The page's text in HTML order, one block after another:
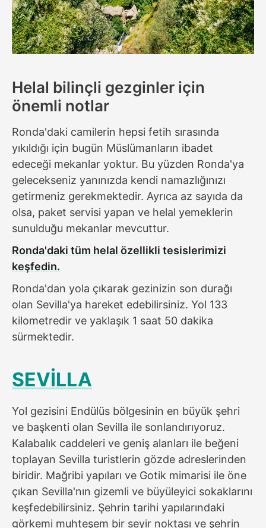
Helal bilinçli gezginler için
önemli notlar
Ronda'daki camilerin hepsi fetih sırasında
yıkıldığı için bugün Müslümanların ibadet
edeceği mekanlar yoktur. Bu yüzden Ronda'ya
gelecekseniz yanınızda kendi namazlığınızı
getirmeniz gerekmektedir. Ayrıca az sayıda da
olsa, paket servisi yapan ve helal yemeklerin
sunulduğu mekanlar mevcuttur.
Ronda'daki tüm helal özellikli tesislerimizi
keşfedin.
Ronda'dan yola çıkarak gezinizin son durağı
olan Sevilla'ya hareket edebilirsiniz. Yol 133
kilometredir ve yaklaşık 1 saat 50 dakika
sürmektedir.
SEVİLLA
Yol gezisini Endülüs bölgesinin en büyük şehri
ve başkenti olan Sevilla ile sonlandırıyoruz.
Kalabalık caddeleri ve geniş alanları ile beğeni
toplayan Sevilla turistlerin gözde adreslerinden
biridir. Mağribi yapıları ve Gotik mimarisi ile öne
çıkan Sevilla'nın gizemli ve büyüleyici sokaklarını
keşfedebilirsiniz. Şehrin tarihi yapılarındaki
görkemi muhteşem bir seyir noktası ve şehrin